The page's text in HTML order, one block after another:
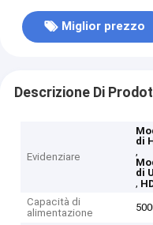
Miglior prezzo
Descrizione Di
Evidenziare
di
,
di
,
Capacità di
alimentazione